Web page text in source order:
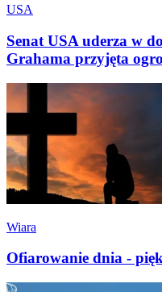
USA
Senat USA uderza w
Grahama przyjęta
Wiara
Ofiarowanie dnia -